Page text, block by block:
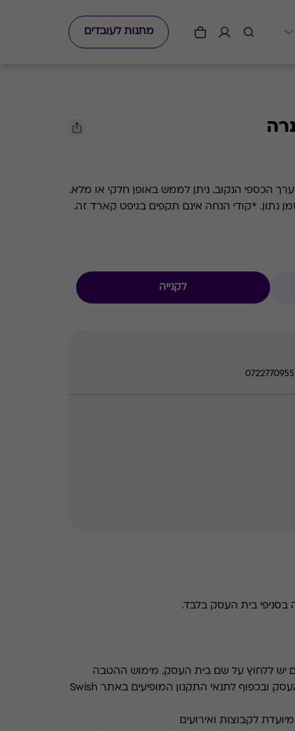
מתנות לעובדים
גיפט קארד למסעדת השף מנרה עפ"י הערך הכספי הנקוב. ניתן לממש באופן חלקי או מלא.
קארד זה.
לקנייה
בית העסק בלבד.
יש ללחוץ על שם בית העסק. מימוש ההטבה
בכפוף לתנאים והגבלות באתר בית העסק ובכפוף לתנאי התקנון המופיעים באתר Swish
לקבוצות ואירועים